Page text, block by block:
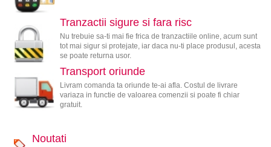
Tranzactii sigure si fara risc
Nu trebuie sa-ti mai fie frica de tranzactiile online, acum sunt
tot mai sigur si protejate, iar daca nu-ti place produsul, acesta
se poate returna usor.
Transport oriunde
Livram comanda ta oriunde te-ai afla. Costul de livrare
variaza in functie de valoarea comenzii si poate fi chiar
gratuit.
Noutati